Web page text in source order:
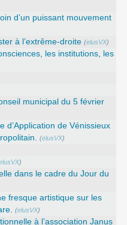
d’un puissant mouvement
à l’extrême-droite (elusVX)
les institutions, les
municipal du 5 février
d’Application de Vénissieux
(elusVX)
)
dans le cadre du Jour du
fresque artistique sur les
(elusVX)
à l’association Janus